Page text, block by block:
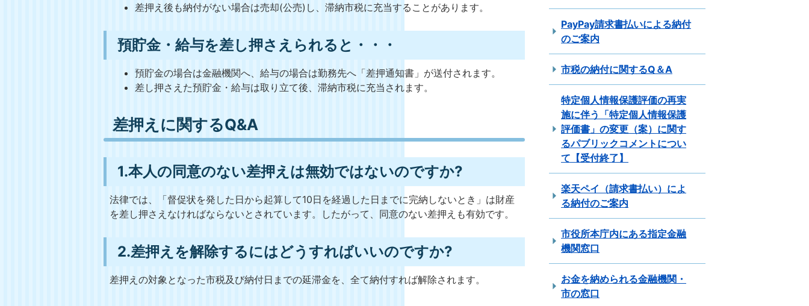
差押え後も納付がない場合は売却(公売)し、滞納市税に充当することがあります。
預貯金・給与を差し押さえられると・・・
預貯金の場合は金融機関へ、給与の場合は勤務先へ「差押通知書」が送付されます。
差し押さえた預貯金・給与は取り立て後、滞納市税に充当されます。
差押えに関するQ&A
1.本人の同意のない差押えは無効ではないのですか?
法律では、「督促状を発した日から起算して10日を経過した日までに完納しないとき」は財産
を差し押さえなければならないとされています。したがって、同意のない差押えも有効です。
2.差押えを解除するにはどうすればいいのですか?
差押えの対象となった市税及び納付日までの延滞金を、全て納付すれば解除されます。
PayPay請求書払いによる納付
のご案内
市税の納付に関するQ＆A
特定個人情報保護評価の再実
施に伴う「特定個人情報保護
評価書」の変更（案）に関す
るパブリックコメントについ
て【受付終了】
楽天ペイ（請求書払い）によ
る納付のご案内
市役所本庁内にある指定金融
機関窓口
お金を納められる金融機関・
市の窓口